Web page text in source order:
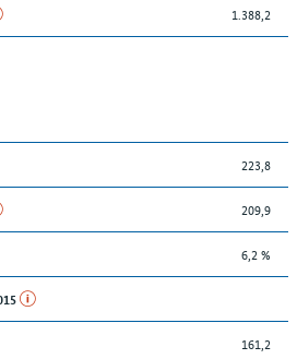
1.388,2
223,8
209,9
6,2 %
161,2